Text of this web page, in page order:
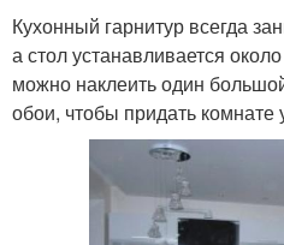
Кухонный гарнитур всегда
а стол устанавливается
можно наклеить один
обои, чтобы придать комнате